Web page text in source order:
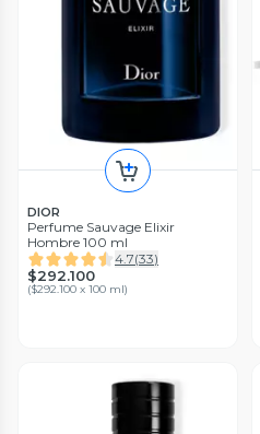
DIOR
Perfume Sauvage Elixir
Hombre 100 ml
4.7(33)
$292.100
($292.100 x 100 ml)